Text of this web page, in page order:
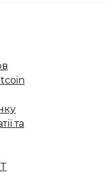
та